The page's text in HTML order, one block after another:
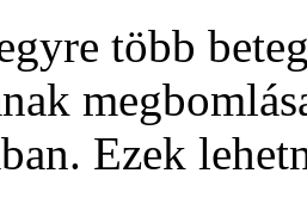
több
Ezek